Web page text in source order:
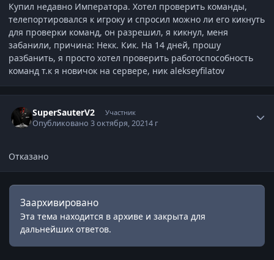
Купил недавно Императора. Хотел проверить команды,
телепортировался к игроку и спросил можно ли его кикнуть
для проверки команд, он разрешил, я кикнул, меня
забанили, причина: Некк. Кик. На 14 дней, прошу
разбанить, я просто хотел проверить работоспособность
команд т.к я новичок на сервере, ник alekseyfilatov
SuperSauterV2 Участник
Опубликовано3 октября, 20214 г
Отказано
Заархивировано
Эта тема находится в архиве и закрыта для
дальнейших ответов.